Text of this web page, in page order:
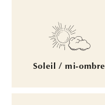
Soleil / mi-ombre